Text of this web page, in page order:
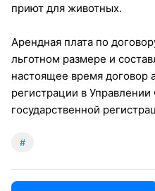
приют для животных.
Арендная плата по
льготном размере и
настоящее время договор
регистрации в
государственной
#